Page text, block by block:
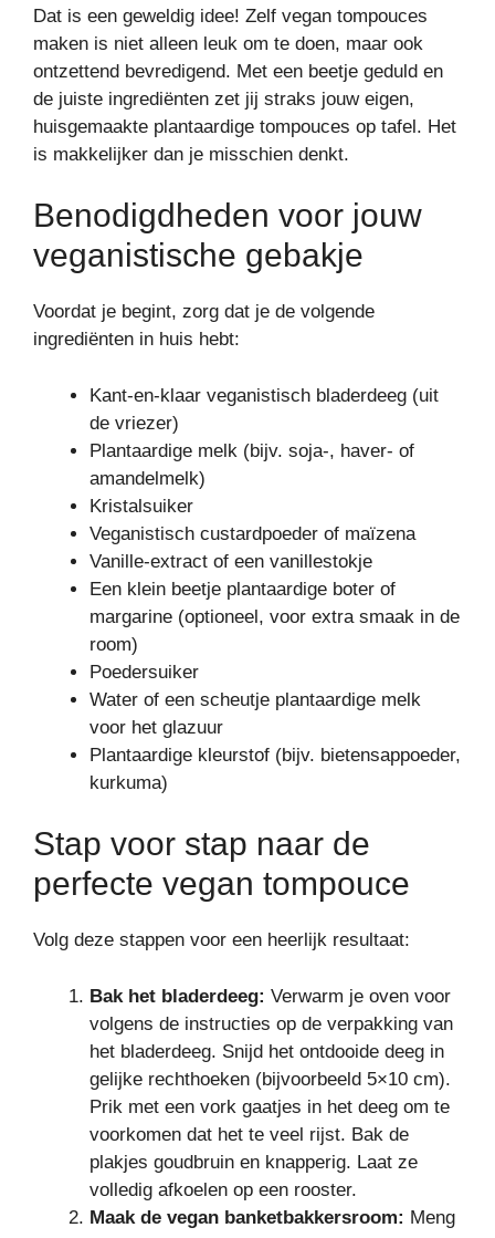
Dat is een geweldig idee! Zelf vegan tompouces
maken is niet alleen leuk om te doen, maar ook
ontzettend bevredigend. Met een beetje geduld en
de juiste ingrediënten zet jij straks jouw eigen,
huisgemaakte plantaardige tompouces op tafel. Het
is makkelijker dan je misschien denkt.
Benodigdheden voor jouw
veganistische gebakje
Voordat je begint, zorg dat je de volgende
ingrediënten in huis hebt:
Kant-en-klaar veganistisch bladerdeeg (uit
de vriezer)
Plantaardige melk (bijv. soja-, haver- of
amandelmelk)
Kristalsuiker
Veganistisch custardpoeder of maïzena
Vanille-extract of een vanillestokje
Een klein beetje plantaardige boter of
margarine (optioneel, voor extra smaak in de
room)
Poedersuiker
Water of een scheutje plantaardige melk
voor het glazuur
Plantaardige kleurstof (bijv. bietensappoeder,
kurkuma)
Stap voor stap naar de
perfecte vegan tompouce
Volg deze stappen voor een heerlijk resultaat:
Bak het bladerdeeg: Verwarm je oven voor
volgens de instructies op de verpakking van
het bladerdeeg. Snijd het ontdooide deeg in
gelijke rechthoeken (bijvoorbeeld 5×10 cm).
Prik met een vork gaatjes in het deeg om te
voorkomen dat het te veel rijst. Bak de
plakjes goudbruin en knapperig. Laat ze
volledig afkoelen op een rooster.
Maak de vegan banketbakkersroom: Meng